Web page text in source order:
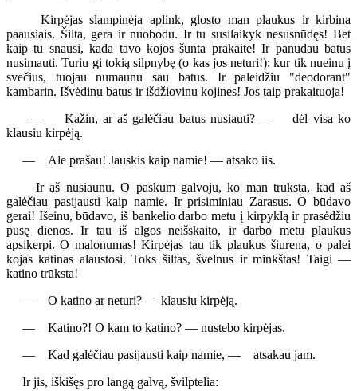
Kirpėjas slampinėja aplink, glosto man plaukus ir kirbina
paausiais. Šilta, gera ir nuobodu. Ir tu susilaikyk nesusnūdęs! Bet
kaip tu snausi, kada tavo kojos šunta prakaite! Ir panūdau batus
nusimauti. Turiu gi tokią silpnybę (o kas jos neturi!): kur tik nueinu į
svečius, tuojau numaunu sau batus. Ir paleidžiu "deodorant"
kambarin. Išvėdinu batus ir išdžiovinu kojines! Jos taip prakaituoja!
— Kažin, ar aš galėčiau batus nusiauti? — dėl visa ko
klausiu kirpėją.
— Ale prašau! Jauskis kaip namie! — atsako iis.
Ir aš nusiaunu. O paskum galvoju, ko man trūksta, kad aš
galėčiau pasijausti kaip namie. Ir prisiminiau Zarasus. O būdavo
gerai! Išeinu, būdavo, iš bankelio darbo metu į kirpyklą ir prasėdžiu
pusę dienos. Ir tau iš algos neišskaito, ir darbo metu plaukus
apsikerpi. O malonumas! Kirpėjas tau tik plaukus šiurena, o palei
kojas katinas alaustosi. Toks šiltas, švelnus ir minkštas! Taigi —
katino trūksta!
— O katino ar neturi? — klausiu kirpėją.
— Katino?! O kam to katino? — nustebo kirpėjas.
— Kad galėčiau pasijausti kaip namie, — atsakau jam.
Ir jis, iškišęs pro langą galvą, švilptelia: